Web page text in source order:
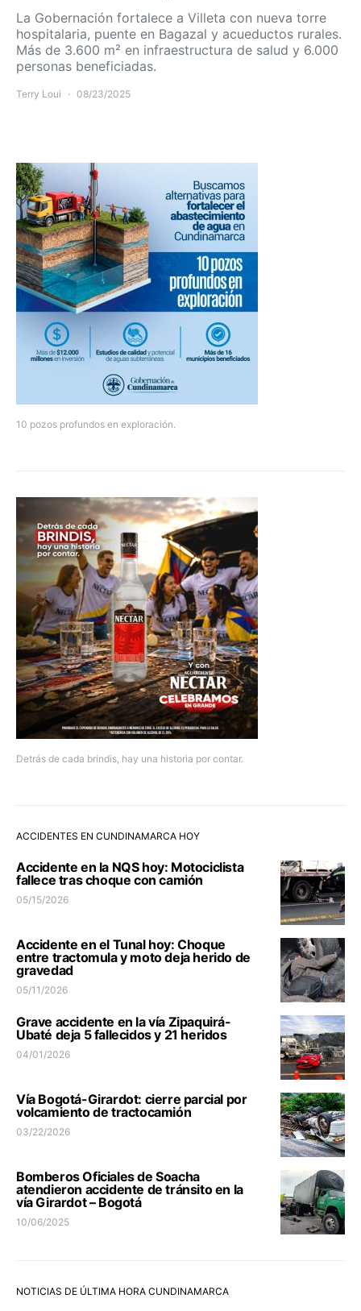
La Gobernación fortalece a Villeta con nueva torre
hospitalaria, puente en Bagazal y acueductos rurales.
Más de 3.600 m² en infraestructura de salud y 6.000
personas beneficiadas.
Terry Loui 08/23/2025
10 pozos profundos en exploración.
Detrás de cada brindis, hay una historia por contar.
ACCIDENTES EN CUNDINAMARCA HOY
Accidente en la NQS hoy: Motociclista
fallece tras choque con camión
05/15/2026
Accidente en el Tunal hoy: Choque
entre tractomula y moto deja herido de
gravedad
05/11/2026
Grave accidente en la vía Zipaquirá-
Ubaté deja 5 fallecidos y 21 heridos
04/01/2026
Vía Bogotá-Girardot: cierre parcial por
volcamiento de tractocamión
03/22/2026
Bomberos Oficiales de Soacha
atendieron accidente de tránsito en la
vía Girardot – Bogotá
10/06/2025
NOTICIAS DE ÚLTIMA HORA CUNDINAMARCA